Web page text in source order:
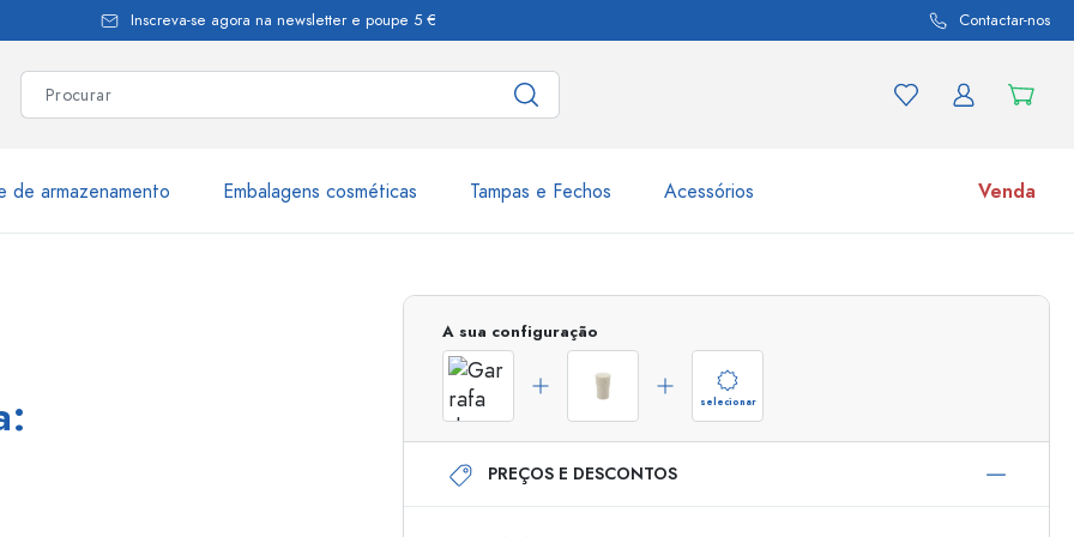
Inscreva-se agora na newsletter e poupe 5 € Contactar-nos
de armazenamento Embalagens cosméticas Tampas e Fechos Acessórios Venda
Dispensadores Airless
Frascos com roll-on
Frascos
Descubra agora
Compre agora
A sua configuração
selecionar
PREÇOS E DESCONTOS